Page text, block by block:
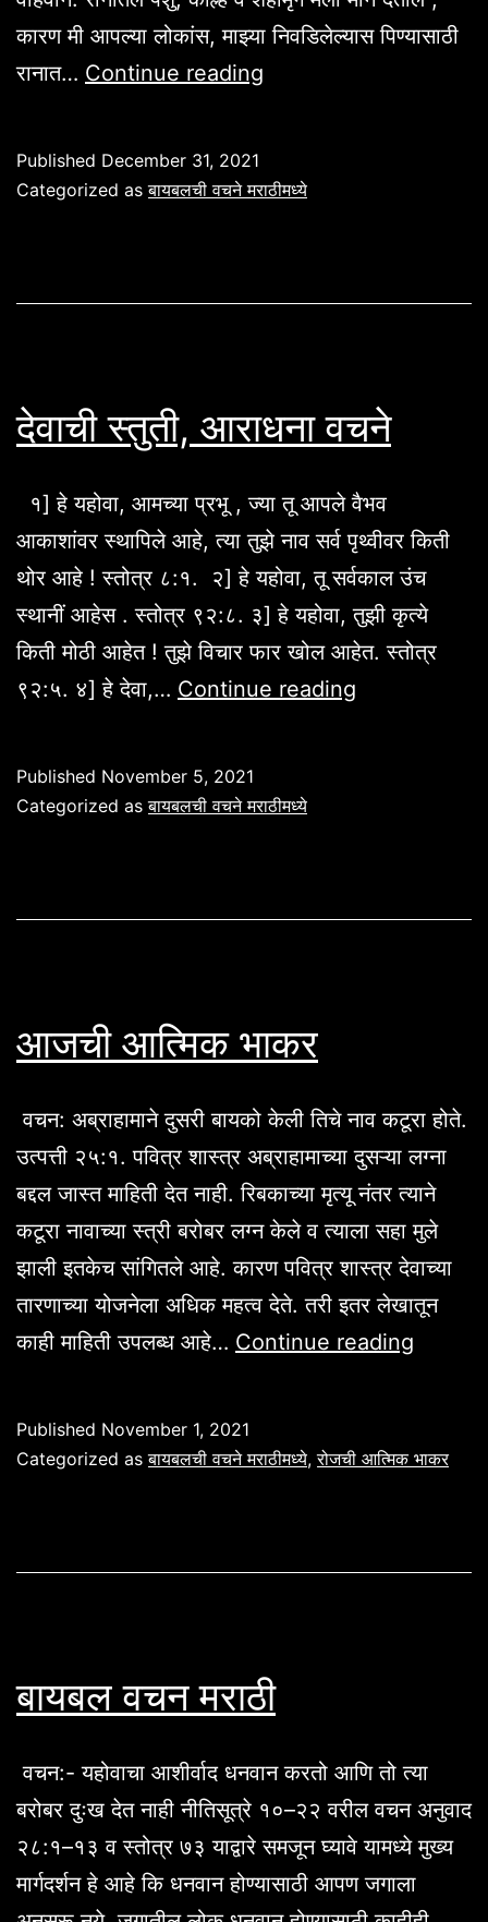
कारण मी आपल्या लोकांस, माझ्या निवडिलेल्यास पिण्यासाठी
रानात… Continue reading
वचने
Published December 31, 2021
Categorized asबायबलची वचने मराठीमध्ये
देवाची स्तुती, आराधना वचने
१] हे यहोवा, आमच्या प्रभू , ज्या तू आपले वैभव
आकाशांवर स्थापिले आहे, त्या तुझे नाव सर्व पृथ्वीवर किती
थोर आहे ! स्तोत्र ८:१. २] हे यहोवा, तू सर्वकाल उंच
स्थानीं आहेस . स्तोत्र ९२:८. ३] हे यहोवा, तुझी कृत्ये
किती मोठी आहेत ! तुझे विचार फार खोल आहेत. स्तोत्र
९२:५. ४] हे देवा,… Continue reading
Published November 5, 2021
Categorized asबायबलची वचने मराठीमध्ये
आजची आत्मिक भाकर
वचन: अब्राहामाने दुसरी बायको केली तिचे नाव कटूरा होते.
उत्पत्ती २५:१. पवित्र शास्त्र अब्राहामाच्या दुसऱ्या लग्ना
बद्दल जास्त माहिती देत नाही. रिबकाच्या मृत्यू नंतर त्याने
कटूरा नावाच्या स्त्री बरोबर लग्न केले व त्याला सहा मुले
झाली इतकेच सांगितले आहे. कारण पवित्र शास्त्र देवाच्या
तारणाच्या योजनेला अधिक महत्व देते. तरी इतर लेखातून
काही माहिती उपलब्ध आहे… Continue reading
Published November 1, 2021
Categorized asबायबलची वचने मराठीमध्ये,रोजची आत्मिक भाकर
बायबल वचन मराठी
वचन:- यहोवाचा आशीर्वाद धनवान करतो आणि तो त्या
बरोबर दुःख देत नाही नीतिसूत्रे १०–२२ वरील वचन अनुवाद
२८:१–१३ व स्तोत्र ७३ याद्वारे समजून घ्यावे यामध्ये मुख्य
मार्गदर्शन हे आहे कि धनवान होण्यासाठी आपण जगाला